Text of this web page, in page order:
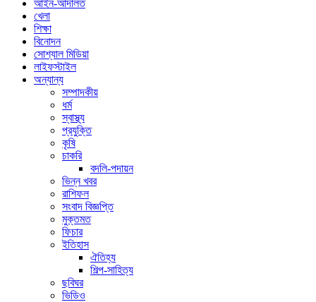
আইন-আদালত
খেলা
শিক্ষা
বিনোদন
সোশ্যাল মিডিয়া
লাইফস্টাইল
অন্যান্য
সম্পাদকীয়
ধর্ম
স্বাস্থ্য
প্রযুক্তি
কৃষি
চাকরি
বদলি-পদায়ন
ভিন্ন খবর
রাশিফল
সংবাদ বিজ্ঞপ্তি
মুক্তমত
ফিচার
ইতিহাস
ঐতিহ্য
শিল্প-সাহিত্য
ছবিঘর
ভিডিও